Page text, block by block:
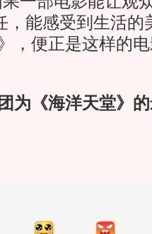
，能感受到生活
，便正是这样的
为《海洋天堂》